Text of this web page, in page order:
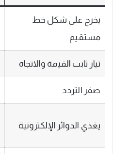
يخرج على شكل خط
مستقيم
تيار ثابت القيمة والاتجاه
صفر التردد
يغذي الدوائر الإلكترونية